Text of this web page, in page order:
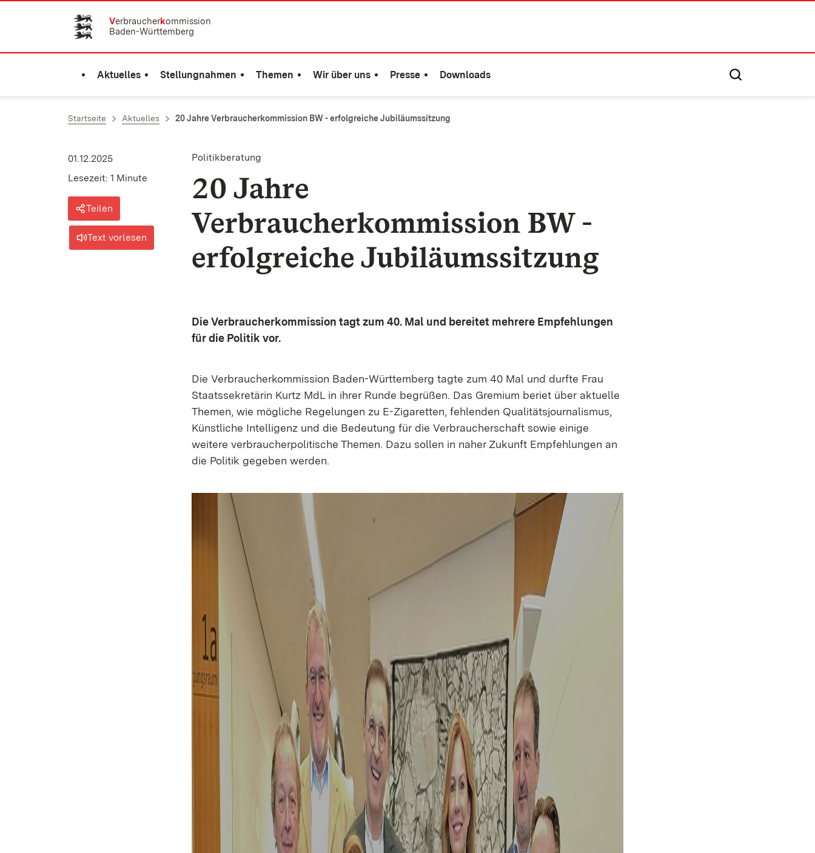
Zum Inhalt springen
Verbraucherkommission
Baden-Württemberg
Aktuelles Stellungnahmen Themen Wir über uns Presse Downloads
Startseite Aktuelles 20 Jahre Verbraucherkommission BW - erfolgreiche Jubiläumssitzung
Politikberatung
20 Jahre
Verbraucherkommission BW -
erfolgreiche Jubiläumssitzung
01.12.2025
Lesezeit: 1 Minute
Teilen
Text vorlesen
Die Verbraucherkommission tagt zum 40. Mal und bereitet mehrere Empfehlungen
für die Politik vor.
Die Verbraucherkommission Baden-Württemberg tagte zum 40 Mal und durfte Frau
Staatssekretärin Kurtz MdL in ihrer Runde begrüßen. Das Gremium beriet über aktuelle
Themen, wie mögliche Regelungen zu E-Zigaretten, fehlenden Qualitätsjournalismus,
Künstliche Intelligenz und die Bedeutung für die Verbraucherschaft sowie einige
weitere verbraucherpolitische Themen. Dazu sollen in naher Zukunft Empfehlungen an
die Politik gegeben werden.